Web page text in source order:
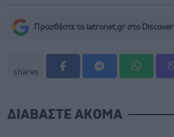
Προσθέστε το iatronet.gr στο Discover
shares
ΔΙΑΒΑΣΤΕ ΑΚΟΜΑ